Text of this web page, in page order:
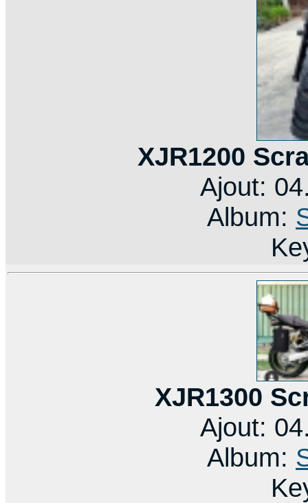
XJR1200
Ajout:
Album:
XJR1300
Ajout:
Album: